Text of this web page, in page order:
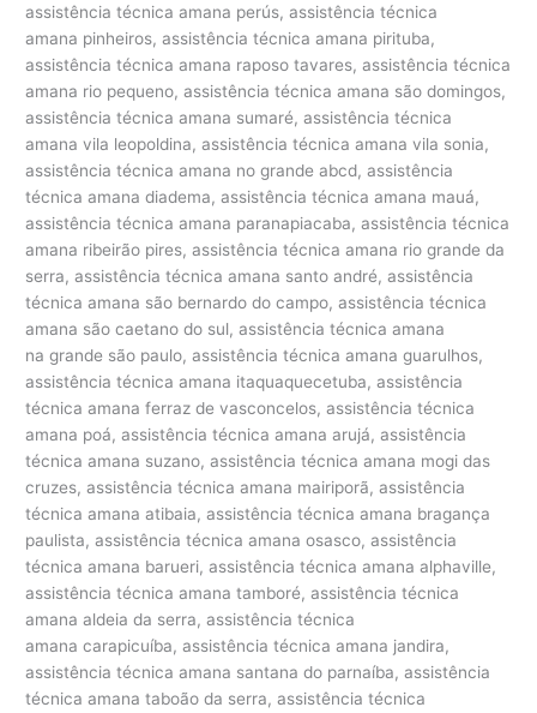
assistência técnica amana perús, assistência técnica
amana pinheiros, assistência técnica amana pirituba,
assistência técnica amana raposo tavares, assistência técnica
amana rio pequeno, assistência técnica amana são domingos,
assistência técnica amana sumaré, assistência técnica
amana vila leopoldina, assistência técnica amana vila sonia,
assistência técnica amana no grande abcd, assistência
técnica amana diadema, assistência técnica amana mauá,
assistência técnica amana paranapiacaba, assistência técnica
amana ribeirão pires, assistência técnica amana rio grande da
serra, assistência técnica amana santo andré, assistência
técnica amana são bernardo do campo, assistência técnica
amana são caetano do sul, assistência técnica amana
na grande são paulo, assistência técnica amana guarulhos,
assistência técnica amana itaquaquecetuba, assistência
técnica amana ferraz de vasconcelos, assistência técnica
amana poá, assistência técnica amana arujá, assistência
técnica amana suzano, assistência técnica amana mogi das
cruzes, assistência técnica amana mairiporã, assistência
técnica amana atibaia, assistência técnica amana bragança
paulista, assistência técnica amana osasco, assistência
técnica amana barueri, assistência técnica amana alphaville,
assistência técnica amana tamboré, assistência técnica
amana aldeia da serra, assistência técnica
amana carapicuíba, assistência técnica amana jandira,
assistência técnica amana santana do parnaíba, assistência
técnica amana taboão da serra, assistência técnica